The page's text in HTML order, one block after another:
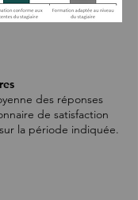
des réponses
de satisfaction
la période indiquée.